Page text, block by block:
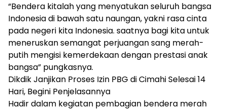
“Bendera kitalah yang menyatukan seluruh bangsa
Indonesia di bawah satu naungan, yakni rasa cinta
pada negeri kita Indonesia. saatnya bagi kita untuk
meneruskan semangat perjuangan sang merah-
putih mengisi kemerdekaan dengan prestasi anak
bangsa” pungkasnya.
Dikdik Janjikan Proses Izin PBG di Cimahi Selesai 14
Hari, Begini Penjelasannya
Hadir dalam kegiatan pembagian bendera merah